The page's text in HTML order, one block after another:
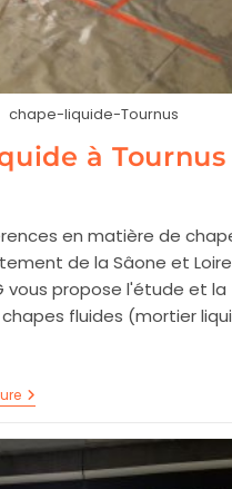
chape-liquide-Tournus
à Tournus
en matière de
de la Sâone et
vous propose l'étude et la
fluides (mortier
Chape
Liquide
Tournus
71700